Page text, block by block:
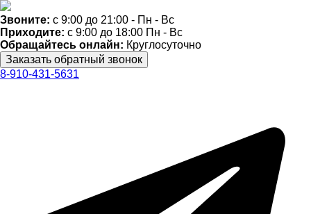
Звоните: c 9:00 до 21:00 - Пн - Вс
Приходите: c 9:00 до 18:00 Пн - Вс
Обращайтесь онлайн: Круглосуточно
8-910-431-5631